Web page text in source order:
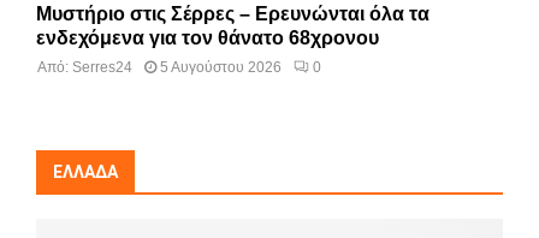
Μυστήριο στις Σέρρες – Ερευνώνται όλα τα
ενδεχόμενα για τον θάνατο 68χρονου
Από: Serres24 5 Αυγούστου 2026 0
ΕΛΛΆΔΑ